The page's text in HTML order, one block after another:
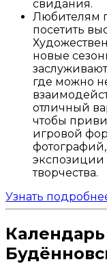
свидания.
Любителям
посетить
новые
где можно
отличный
чтобы
игровой
экспозиции
творчества.
Узнать